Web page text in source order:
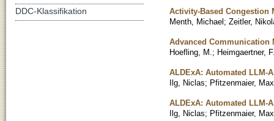
Activity-Based Congestion
Menth, Michael; Zeitler,
Advanced Communication
Hoefling, M. ; Heimgaertner,
ALDExA: Automated LLM-
Ilg, Niclas; Pfitzenmaier,
ALDExA: Automated LLM-
Ilg, Niclas; Pfitzenmaier,
DDC-Klassifikation